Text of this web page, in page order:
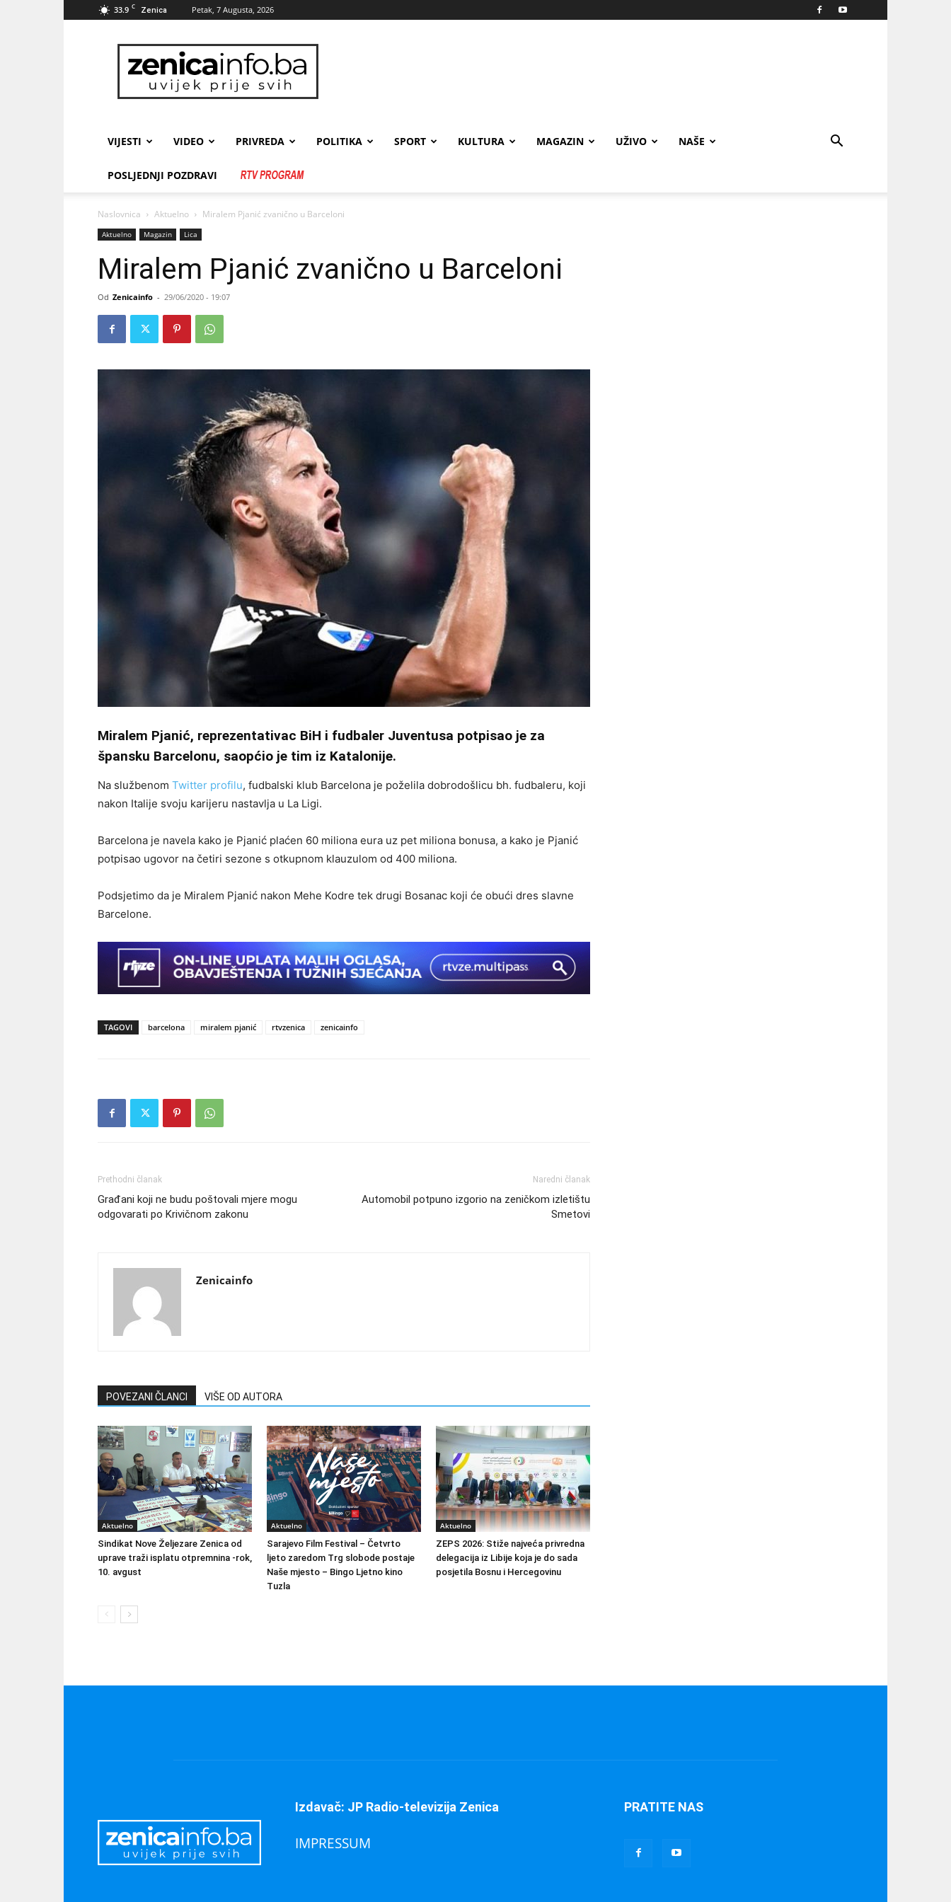
33.9 C Zenica Petak, 7 Augusta, 2026
zenicainfo.ba
VIJESTI VIDEO PRIVREDA POLITIKA SPORT KULTURA MAGAZIN UŽIVO NAŠE
POSLJEDNJI POZDRAVI
Naslovnica Aktuelno Miralem Pjanić zvanično u Barceloni
Aktuelno Magazin Lica
Miralem Pjanić zvanično u Barceloni
Od Zenicainfo - 29/06/2020 - 19:07
Miralem Pjanić, reprezentativac BiH i fudbaler Juventusa potpisao je za
špansku Barcelonu, saopćio je tim iz Katalonije.
Na službenom Twitter profilu, fudbalski klub Barcelona je poželila dobrodošlicu bh. fudbaleru, koji
nakon Italije svoju karijeru nastavlja u La Ligi.
Barcelona je navela kako je Pjanić plaćen 60 miliona eura uz pet miliona bonusa, a kako je Pjanić
potpisao ugovor na četiri sezone s otkupnom klauzulom od 400 miliona.
Podsjetimo da je Miralem Pjanić nakon Mehe Kodre tek drugi Bosanac koji će obući dres slavne
Barcelone.
TAGOVI barcelona miralem pjanić rtvzenica zenicainfo
Prethodni članak
Građani koji ne budu poštovali mjere mogu
odgovarati po Krivičnom zakonu
Naredni članak
Automobil potpuno izgorio na zeničkom izletištu
Smetovi
Zenicainfo
POVEZANI ČLANCI VIŠE OD AUTORA
Aktuelno
Sindikat Nove Željezare Zenica od
uprave traži isplatu otpremnina -rok,
10. avgust
Aktuelno
Sarajevo Film Festival – Četvrto
ljeto zaredom Trg slobode postaje
Naše mjesto – Bingo Ljetno kino
Tuzla
Aktuelno
ZEPS 2026: Stiže najveća privredna
delegacija iz Libije koja je do sada
posjetila Bosnu i Hercegovinu
Izdavač: JP Radio-televizija Zenica
IMPRESSUM
PRATITE NAS